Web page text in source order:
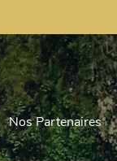
Nos Partenaires